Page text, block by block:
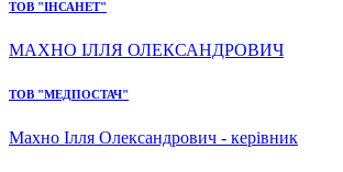
ТОВ "ІНСАНЕТ"
МАХНО ІЛЛЯ ОЛЕКСАНДРОВИЧ
ТОВ "МЕДПОСТАЧ"
Махно Ілля Олександрович - керівник